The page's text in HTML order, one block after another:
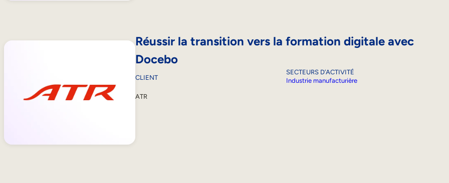
Réussir la transition vers la formation digitale avec
Docebo
CLIENT
ATR
SECTEURS D’ACTIVITÉ
Industrie manufacturière